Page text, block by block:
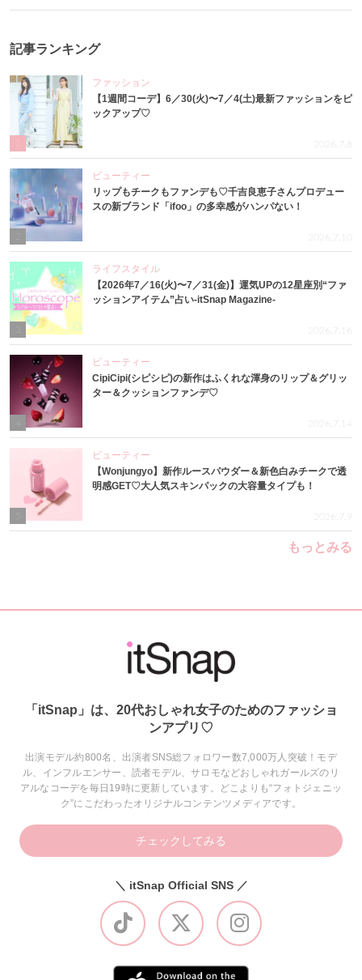
記事ランキング
ファッション
【1週間コーデ】6／30(火)〜7／4(土)最新ファッションをピ
ックアップ♡
2026.7.8
ビューティー
リップもチークもファンデも♡千吉良恵子さんプロデュー
スの新ブランド「ifoo」の多幸感がハンパない！
2026.7.10
3
ライフスタイル
【2026年7／16(火)〜7／31(金)】運気UPの12星座別“ファ
ッションアイテム”占い-itSnap Magazine-
2026.7.16
4
ビューティー
CipiCipi(シピシピ)の新作はふくれな渾身のリップ＆グリッ
ター＆クッションファンデ♡
2026.7.14
ビューティー
【Wonjungyo】新作ルースパウダー＆新色白みチークで透
明感GET♡大人気スキンパックの大容量タイプも！
2026.7.9
もっとみる
「itSnap」は、20代おしゃれ女子のためのファッショ
ンアプリ♡
出演モデル約800名、出演者SNS総フォロワー数7,000万人突破！モデ
ル、インフルエンサー、読者モデル、サロモなどおしゃれガールズのリ
アルなコーデを毎日19時に更新しています。どこよりも“フォトジェニッ
ク”にこだわったオリジナルコンテンツメディアです。
チェックしてみる
＼ itSnap Official SNS ／